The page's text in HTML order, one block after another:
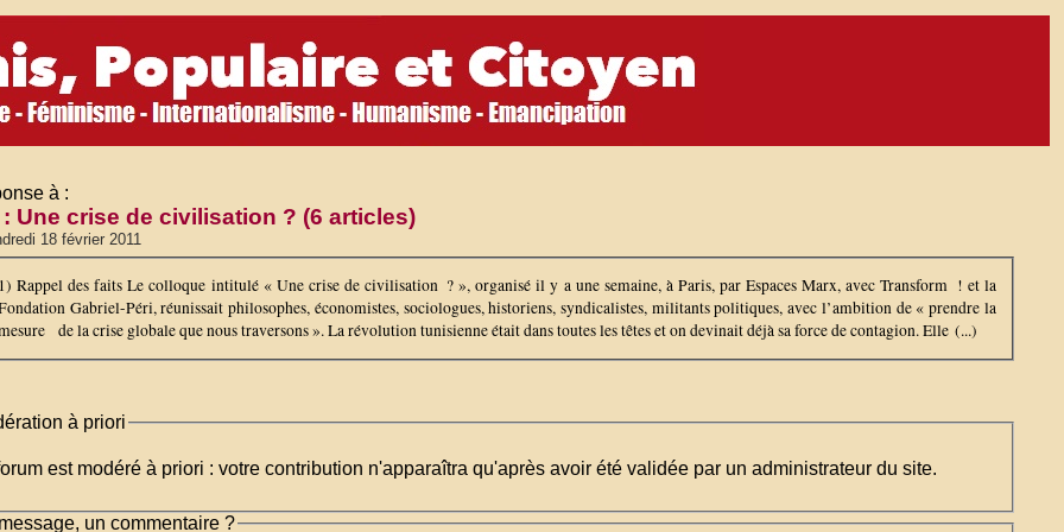
à :
: Une crise de civilisation ? (6 articles)
18 février 2011
Rappel des faits Le colloque intitulé « Une crise de civilisation ? », organisé il y a une semaine, à Paris, par Espaces Marx, avec Transform ! et la
Gabriel-Péri, réunissait philosophes, économistes, sociologues, historiens, syndicalistes, militants politiques, avec l’ambition de « prendre la
de la crise globale que nous traversons ». La révolution tunisienne était dans toutes les têtes et on devinait déjà sa force de contagion. Elle (...)
à priori
est modéré à priori : votre contribution n'apparaîtra qu'après avoir été validée par un administrateur du site.
un commentaire ?